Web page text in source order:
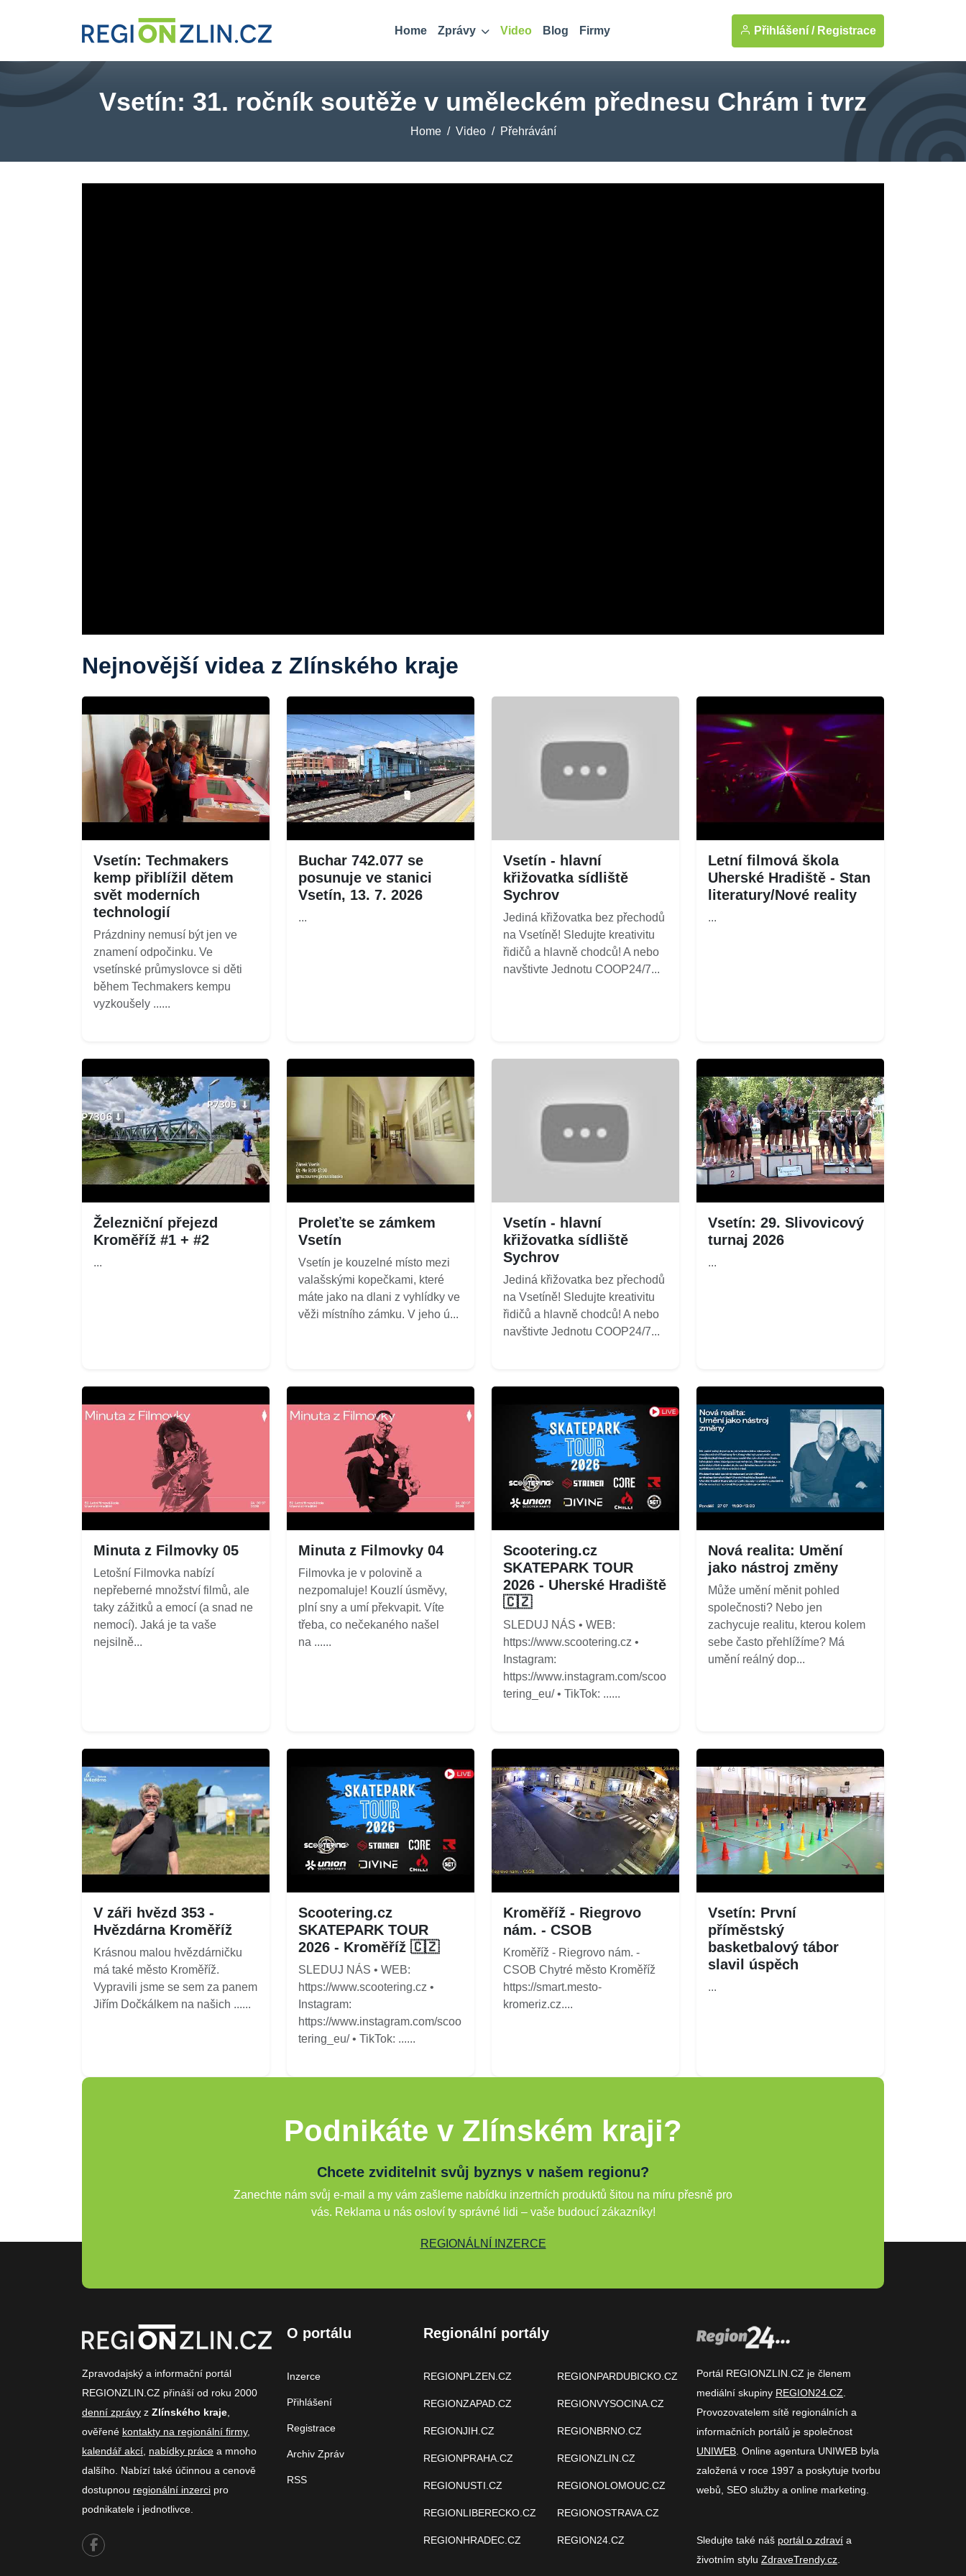
Home Zprávy Video Blog Firmy Přihlášení / Registrace
Vsetín: 31. ročník soutěže v uměleckém přednesu Chrám i tvrz
Home Video Přehrávání
Nejnovější videa z Zlínského kraje
Vsetín: Techmakers
kemp přiblížil dětem
svět moderních
technologií
Prázdniny nemusí být jen ve
znamení odpočinku. Ve
vsetínské průmyslovce si děti
během Techmakers kempu
vyzkoušely ......
Buchar 742.077 se
posunuje ve stanici
Vsetín, 13. 7. 2026
...
Vsetín - hlavní
křižovatka sídliště
Sychrov
Jediná křižovatka bez přechodů
na Vsetíně! Sledujte kreativitu
řidičů a hlavně chodců! A nebo
navštivte Jednotu COOP24/7...
Letní filmová škola
Uherské Hradiště - Stan
literatury/Nové reality
...
Železniční přejezd
Kroměříž #1 + #2
...
Proleťte se zámkem
Vsetín
Vsetín je kouzelné místo mezi
valašskými kopečkami, které
máte jako na dlani z vyhlídky ve
věži místního zámku. V jeho ú...
Vsetín - hlavní
křižovatka sídliště
Sychrov
Jediná křižovatka bez přechodů
na Vsetíně! Sledujte kreativitu
řidičů a hlavně chodců! A nebo
navštivte Jednotu COOP24/7...
Vsetín: 29. Slivovicový
turnaj 2026
...
Minuta z Filmovky 05
Letošní Filmovka nabízí
nepřeberné množství filmů, ale
taky zážitků a emocí (a snad ne
nemocí). Jaká je ta vaše
nejsilně...
Minuta z Filmovky 04
Filmovka je v polovině a
nezpomaluje! Kouzlí úsměvy,
plní sny a umí překvapit. Víte
třeba, co nečekaného našel
na ......
Scootering.cz
SKATEPARK TOUR
2026 - Uherské Hradiště
🇨🇿
SLEDUJ NÁS • WEB:
https://www.scootering.cz •
Instagram:
https://www.instagram.com/scoo
tering_eu/ • TikTok: ......
Nová realita: Umění
jako nástroj změny
Může umění měnit pohled
společnosti? Nebo jen
zachycuje realitu, kterou kolem
sebe často přehlížíme? Má
umění reálný dop...
V záři hvězd 353 -
Hvězdárna Kroměříž
Krásnou malou hvězdárničku
má také město Kroměříž.
Vypravili jsme se sem za panem
Jiřím Dočkálkem na našich ......
Scootering.cz
SKATEPARK TOUR
2026 - Kroměříž 🇨🇿
SLEDUJ NÁS • WEB:
https://www.scootering.cz •
Instagram:
https://www.instagram.com/scoo
tering_eu/ • TikTok: ......
Kroměříž - Riegrovo
nám. - CSOB
Kroměříž - Riegrovo nám. -
CSOB Chytré město Kroměříž
https://smart.mesto-
kromeriz.cz....
Vsetín: První
příměstský
basketbalový tábor
slavil úspěch
...
Podnikáte v Zlínském kraji?
Chcete zviditelnit svůj byznys v našem regionu?
Zanechte nám svůj e-mail a my vám zašleme nabídku inzertních produktů šitou na míru přesně pro
vás. Reklama u nás osloví ty správné lidi – vaše budoucí zákazníky!
REGIONÁLNÍ INZERCE
Zpravodajský a informační portál
REGIONZLIN.CZ přináší od roku 2000
denní zprávy z Zlínského kraje
ověřené kontakty na regionální firmy,
kalendář akcí nabídky práce a mnoho
dalšího. Nabízí také účinnou a cenově
dostupnou regionální inzerci pro
podnikatele i jednotlivce.
O portálu
Inzerce
Přihlášení
Registrace
Archiv Zpráv
RSS
Regionální portály
REGIONPLZEN.CZ
REGIONZAPAD.CZ
REGIONJIH.CZ
REGIONPRAHA.CZ
REGIONUSTI.CZ
REGIONLIBERECKO.CZ
REGIONHRADEC.CZ
REGIONPARDUBICKO.CZ
REGIONVYSOCINA.CZ
REGIONBRNO.CZ
REGIONZLIN.CZ
REGIONOLOMOUC.CZ
REGIONOSTRAVA.CZ
REGION24.CZ
Portál REGIONZLIN.CZ je členem
mediální skupiny REGION24.CZ
Provozovatelem sítě regionálních a
informačních portálů je společnost
UNIWEB . Online agentura UNIWEB byla
založená v roce 1997 a poskytuje tvorbu
webů, SEO služby a online marketing.
Sledujte také náš portál o zdraví a
životním stylu ZdraveTrendy.cz